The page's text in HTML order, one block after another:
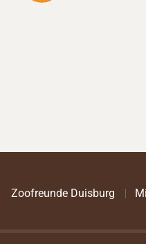
Zoofreunde Duisburg